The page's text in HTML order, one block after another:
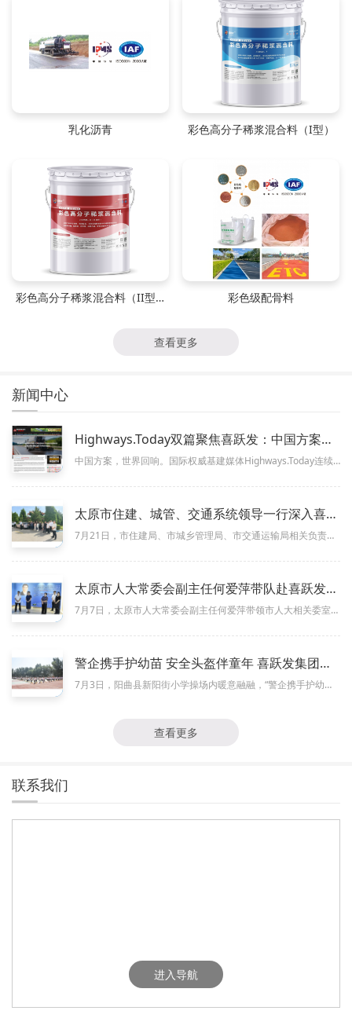
乳化沥青 彩色高分子稀浆混合料（I型）
彩色高分子稀浆混合料（II型） 彩色级配骨料
查看更多
新闻中心
Highways.Today双篇聚焦喜跃发：中国方案定义道路养护新范式
中国方案，世界回响。国际权威基建媒体Highways.Today连续刊文，深度解码喜跃发集团在常温再生与乳化增强领域的突...
太原市住建、城管、交通系统领导一行深入喜跃发调研
7月21日，市住建局、市城乡管理局、市交通运输局相关负责人，太原市政建设集团、市市政工程设计研究院、市城乡规划设计研究院...
太原市人大常委会副主任何爱萍带队赴喜跃发集团开展入企服务调研
7月7日，太原市人大常委会副主任何爱萍带领市人大相关委室负责人，深入喜跃发集团开展入企服务调研。喜跃发集团董事长刘跃接待...
警企携手护幼苗 安全头盔伴童年 喜跃发集团向阳曲三校捐赠5300顶安全头盔
7月3日，阳曲县新阳街小学操场内暖意融融，“警企携手护幼苗 安全头盔伴童年”公益捐赠仪式在此举行。在阳曲县政府副县长、公...
查看更多
联系我们
进入导航